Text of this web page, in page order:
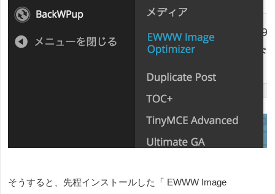
そうすると、先程インストールした「 EWWW Image